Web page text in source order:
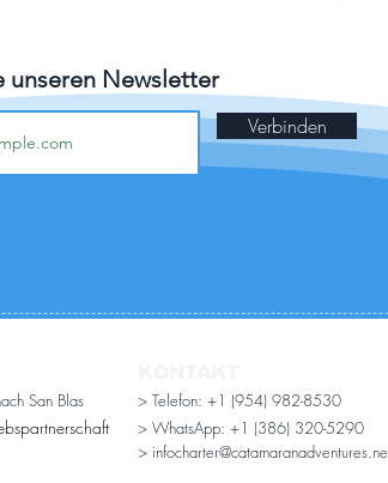
unseren Newsletter
Verbinden
San Blas
> Telefon: +1 (954) 982-8530
> WhatsApp: +1 (386) 320-5290
>